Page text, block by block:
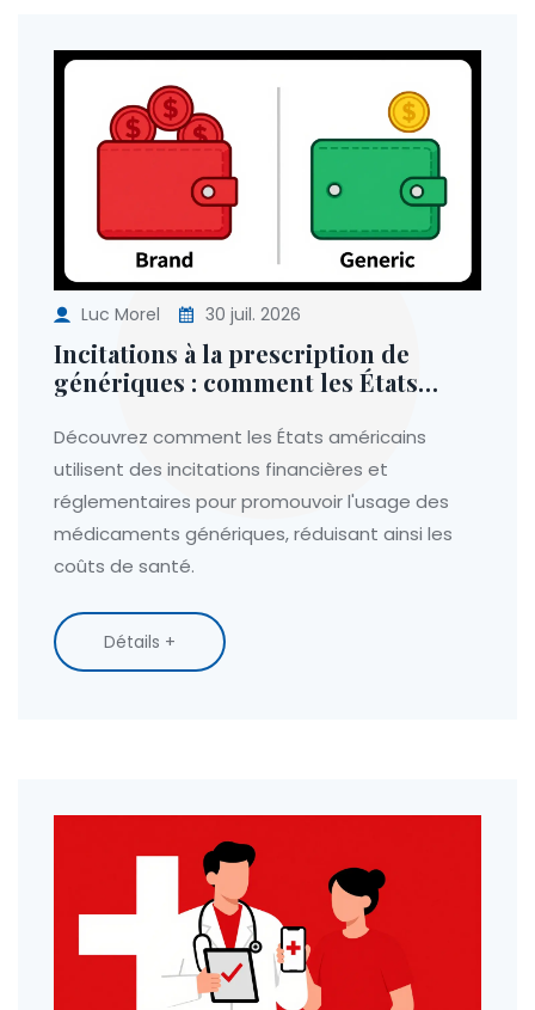
Luc Morel 30 juil. 2026
Incitations à la prescription de
génériques : comment les États
médicaments moins chers
Découvrez comment les États américains
utilisent des incitations financières et
réglementaires pour promouvoir l'usage des
médicaments génériques, réduisant ainsi les
coûts de santé.
Détails +